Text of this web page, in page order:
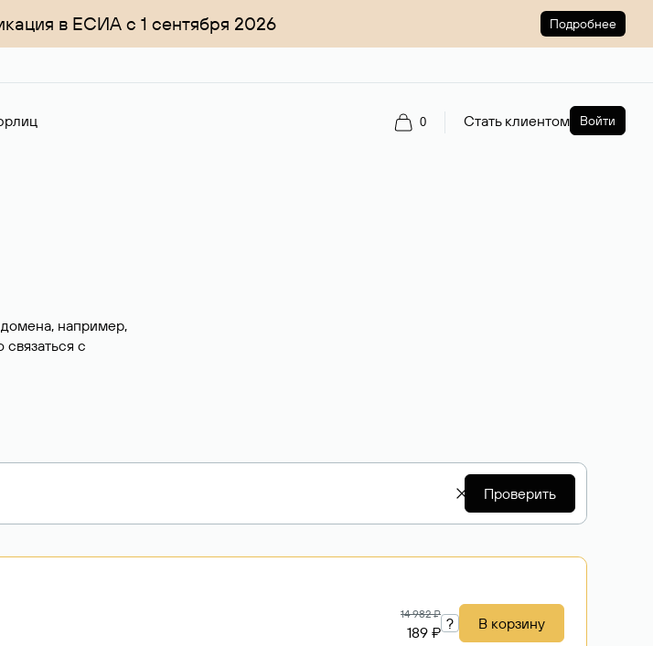
в ЕСИА с 1 сентября 2026 Подробнее
0 Стать клиентом Войти
например,
с
Проверить
14 982 ₽
189 ₽ ? В корзину